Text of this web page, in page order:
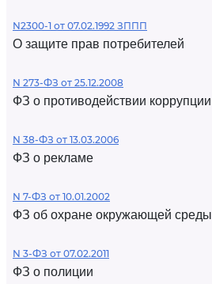
N2300-1 от 07.02.1992 ЗППП
О защите прав потребителей
N 273-ФЗ от 25.12.2008
ФЗ о противодействии коррупции
N 38-ФЗ от 13.03.2006
ФЗ о рекламе
N 7-ФЗ от 10.01.2002
ФЗ об охране окружающей среды
N 3-ФЗ от 07.02.2011
ФЗ о полиции